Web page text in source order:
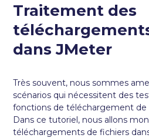
Traitement des
dans JMeter
Très souvent, nous sommes
scénarios qui nécessitent des
fonctions de téléchargement de
Dans ce tutoriel, nous allons
téléchargements de fichiers